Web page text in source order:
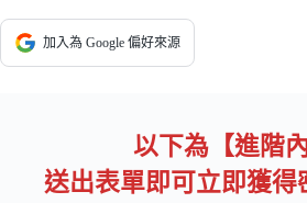
加入為 Google 偏好來源
以下為【進階內
送出表單即可立即獲得